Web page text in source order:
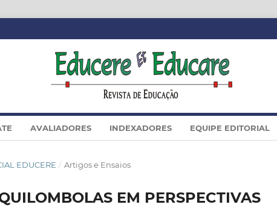
AVALIADORES INDEXADORES EQUIPE EDITORIAL
EDUCERE / Artigos e Ensaios
EM PERSPECTIVAS